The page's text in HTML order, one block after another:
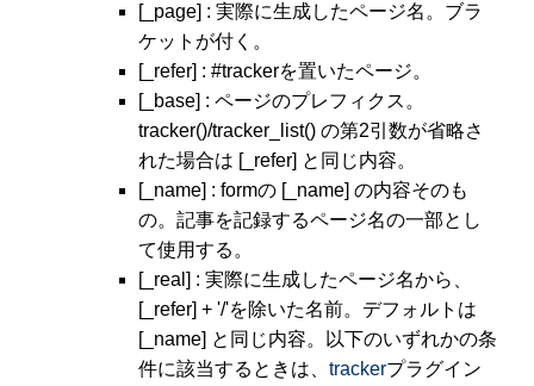
[_page] : 実際に生成したページ名。ブラ
ケットが付く。
[_refer] : #trackerを置いたページ。
[_base] : ページのプレフィクス。
tracker()/tracker_list() の第2引数が省略さ
れた場合は [_refer] と同じ内容。
[_name] : formの [_name] の内容そのも
の。記事を記録するページ名の一部とし
て使用する。
[_real] : 実際に生成したページ名から、
[_refer] + '/'を除いた名前。デフォルトは
[_name] と同じ内容。以下のいずれかの条
件に該当するときは、 trackerプラグイン